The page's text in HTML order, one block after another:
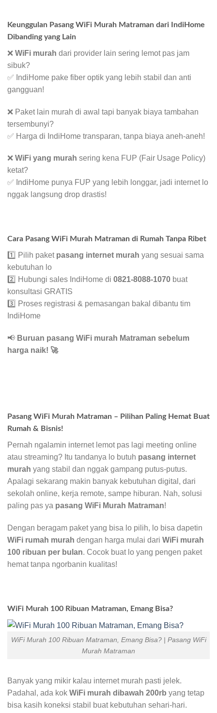
Keunggulan Pasang WiFi Murah Matraman dari IndiHome
Dibanding yang Lain
❌ WiFi murah dari provider lain sering lemot pas jam
sibuk?
✅ IndiHome pake fiber optik yang lebih stabil dan anti
gangguan!
❌ Paket lain murah di awal tapi banyak biaya tambahan
tersembunyi?
✅ Harga di IndiHome transparan, tanpa biaya aneh-aneh!
❌ WiFi yang murah sering kena FUP (Fair Usage Policy)
ketat?
✅ IndiHome punya FUP yang lebih longgar, jadi internet lo
nggak langsung drop drastis!
Cara Pasang WiFi Murah Matraman di Rumah Tanpa Ribet
1️⃣ Pilih paket pasang internet murah yang sesuai sama
kebutuhan lo
2️⃣ Hubungi sales IndiHome di 0821-8088-1070 buat
konsultasi GRATIS
3️⃣ Proses registrasi & pemasangan bakal dibantu tim
IndiHome
📢 Buruan pasang WiFi murah Matraman sebelum
harga naik! 🚀
Pasang WiFi Murah Matraman – Pilihan Paling Hemat Buat
Rumah & Bisnis!
Pernah ngalamin internet lemot pas lagi meeting online
atau streaming? Itu tandanya lo butuh pasang internet
murah yang stabil dan nggak gampang putus-putus.
Apalagi sekarang makin banyak kebutuhan digital, dari
sekolah online, kerja remote, sampe hiburan. Nah, solusi
paling pas ya pasang WiFi Murah Matraman!
Dengan beragam paket yang bisa lo pilih, lo bisa dapetin
WiFi rumah murah dengan harga mulai dari WiFi murah
100 ribuan per bulan. Cocok buat lo yang pengen paket
hemat tanpa ngorbanin kualitas!
WiFi Murah 100 Ribuan Matraman, Emang Bisa?
WiFi Murah 100 Ribuan Matraman, Emang Bisa? | Pasang WiFi
Murah Matraman
Banyak yang mikir kalau internet murah pasti jelek.
Padahal, ada kok WiFi murah dibawah 200rb yang tetap
bisa kasih koneksi stabil buat kebutuhan sehari-hari.